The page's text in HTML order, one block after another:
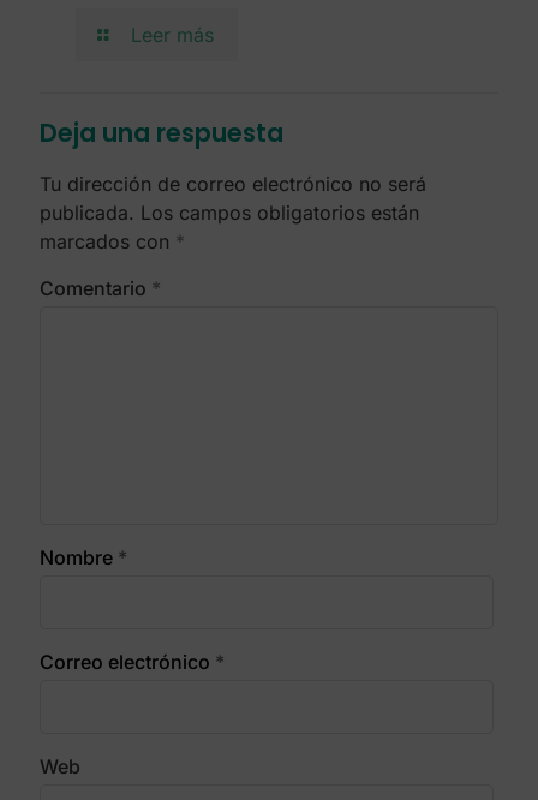
Leer más
Deja una respuesta
Tu dirección de correo electrónico no será
publicada. Los campos obligatorios están
marcados con *
Comentario *
Nombre *
Correo electrónico *
Web